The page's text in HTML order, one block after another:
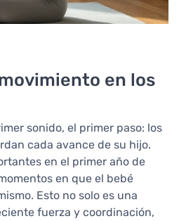
en los
sonido, el primer paso: los
cada avance de su hijo.
en el primer año de
en que el bebé
Esto no solo es una
fuerza y coordinación,